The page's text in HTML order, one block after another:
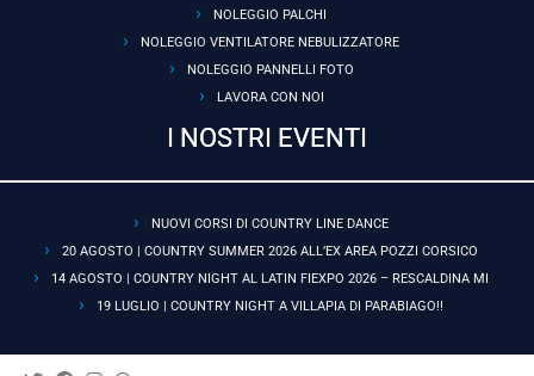
NOLEGGIO PALCHI
NOLEGGIO VENTILATORE NEBULIZZATORE
NOLEGGIO PANNELLI FOTO
LAVORA CON NOI
I NOSTRI EVENTI
NUOVI CORSI DI COUNTRY LINE DANCE
20 AGOSTO | COUNTRY SUMMER 2026 ALL’EX AREA POZZI CORSICO
14 AGOSTO | COUNTRY NIGHT AL LATIN FIEXPO 2026 – RESCALDINA MI
19 LUGLIO | COUNTRY NIGHT A VILLAPIA DI PARABIAGO!!